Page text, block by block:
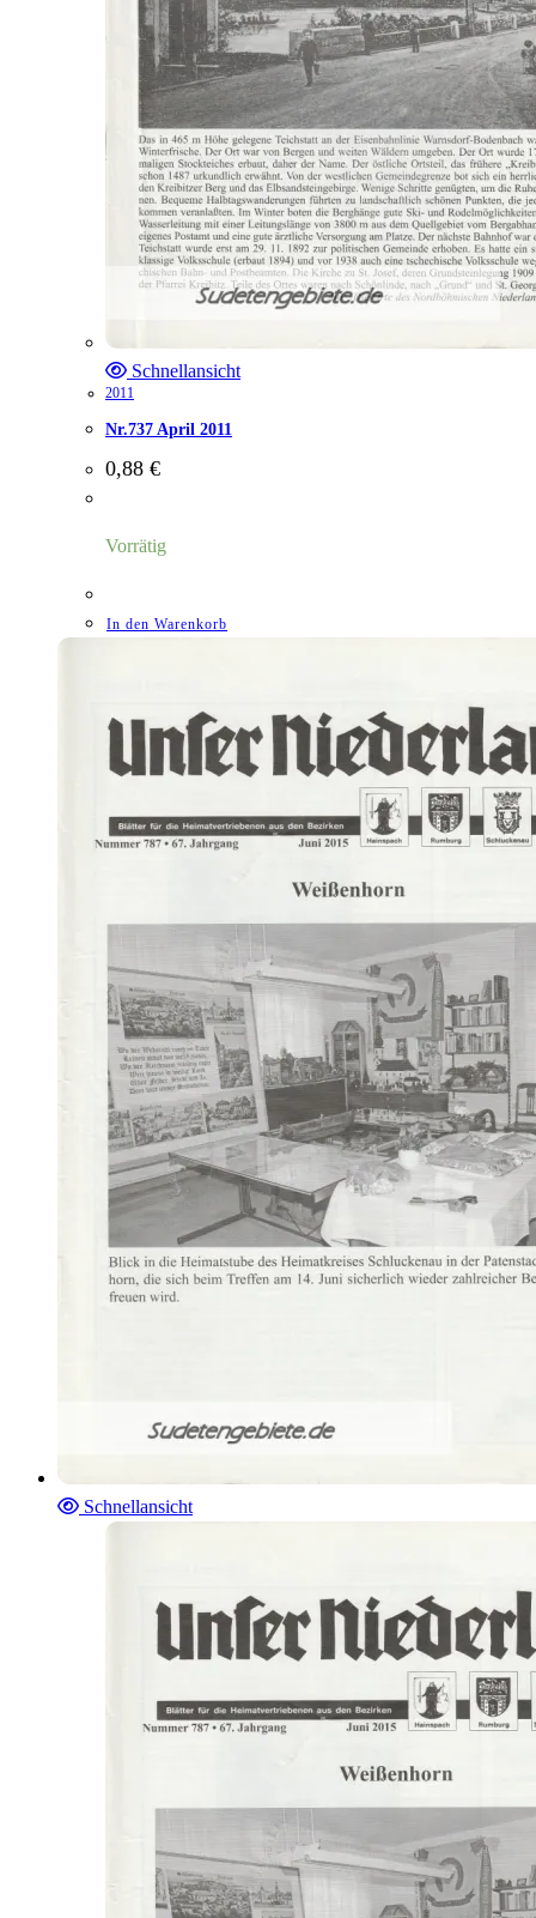
Schnellansicht
2011
Nr.737 April 2011
0,88 €
Vorrätig
In den Warenkorb
Schnellansicht